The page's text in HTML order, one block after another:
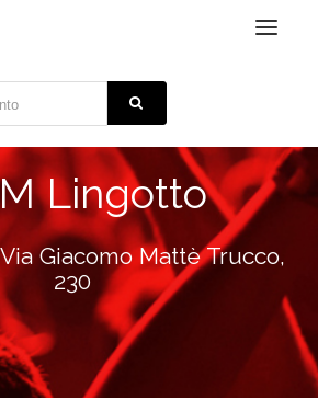
Toggle
Lingotto
Giacomo Mattè Trucco,
230